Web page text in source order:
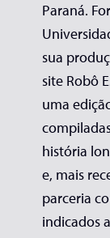
Paraná.
sua
site Robô
uma
história
e, mais
parceria
indicados